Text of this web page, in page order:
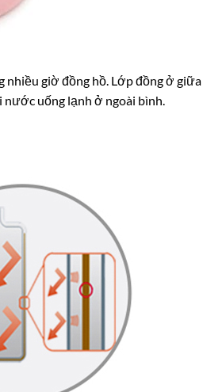
giờ đồng hồ. Lớp đồng ở
uống lạnh ở ngoài bình.